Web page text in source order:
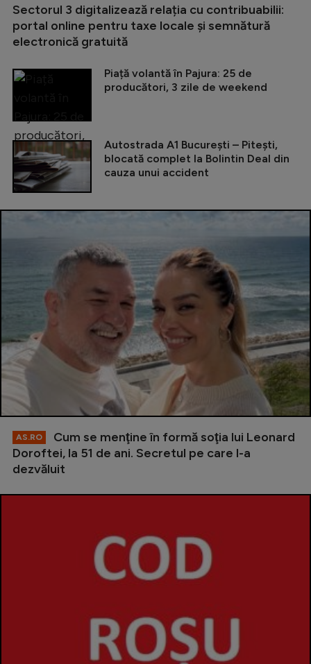
Sectorul 3 digitalizează relația cu contribuabilii:
portal online pentru taxe locale și semnătură
electronică gratuită
Piață volantă în Pajura: 25 de
producători, 3 zile de weekend
Autostrada A1 București – Pitești,
blocată complet la Bolintin Deal din
cauza unui accident
AS.RO
Cum se menţine în formă soţia lui Leonard
Doroftei, la 51 de ani. Secretul pe care l-a
dezvăluit